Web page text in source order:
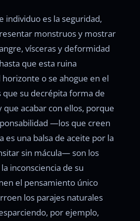
individuo es la seguridad,
monstruos y mostrar
vísceras y deformidad
que esta ruina
horizonte o se ahogue en el
que su decrépita forma de
que acabar con ellos, porque
—los que creen
es una balsa de aceite por la
sin mácula— son los
inconsciencia de su
el pensamiento único
los parajes naturales
por ejemplo,